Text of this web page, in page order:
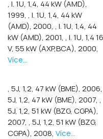
, I. 1U, 1,4, 44 kW (AMD),
1999, , I. 1U, 1,4, 44 kW
(AMD), 2000, , I. 1U, 1,4, 44
kW (AMD), 2001, , I. 1U, 1,4 16
V, 55 kW (AXP,BCA), 2000,
Více...
, 5J, 1,2, 47 kW (BME), 2006,
5J, 1,2, 47 kW (BME), 2007, ,
5J, 1,2, 51 kW (BZG, CGPA),
2007, , 5J, 1,2, 51 kW (BZG,
CGPA), 2008, Více...